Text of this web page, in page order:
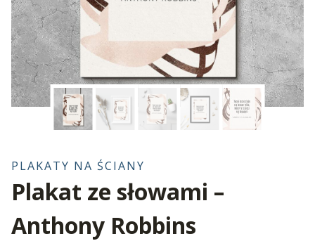
PLAKATY NA ŚCIANY
Plakat ze słowami –
Anthony Robbins